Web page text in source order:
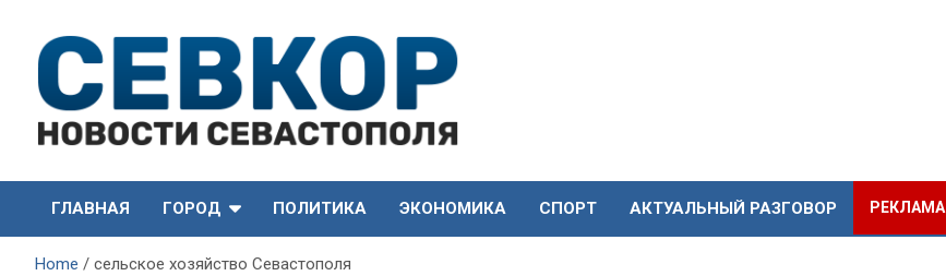
content
СевКор — Новости
Севастополя
Севастополя
ГЛАВНАЯ
ГОРОД ПОЛИТИКА ЭКОНОМИКА СПОРТ АКТУАЛЬНЫЙ РАЗГОВОР РЕКЛАМА
Home сельское хозяйство Севастополя